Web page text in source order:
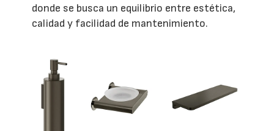
donde se busca un equilibrio entre estética,
calidad y facilidad de mantenimiento.